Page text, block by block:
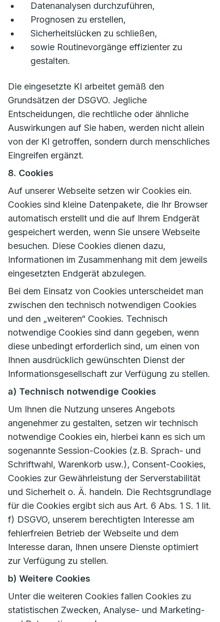
Datenanalysen durchzuführen,
Prognosen zu erstellen,
Sicherheitslücken zu schließen,
sowie Routinevorgänge effizienter zu
gestalten.
Die eingesetzte KI arbeitet gemäß den
Grundsätzen der DSGVO. Jegliche
Entscheidungen, die rechtliche oder ähnliche
Auswirkungen auf Sie haben, werden nicht allein
von der KI getroffen, sondern durch menschliches
Eingreifen ergänzt.
8. Cookies
Auf unserer Webseite setzen wir Cookies ein.
Cookies sind kleine Datenpakete, die Ihr Browser
automatisch erstellt und die auf Ihrem Endgerät
gespeichert werden, wenn Sie unsere Webseite
besuchen. Diese Cookies dienen dazu,
Informationen im Zusammenhang mit dem jeweils
eingesetzten Endgerät abzulegen.
Bei dem Einsatz von Cookies unterscheidet man
zwischen den technisch notwendigen Cookies
und den „weiteren“ Cookies. Technisch
notwendige Cookies sind dann gegeben, wenn
diese unbedingt erforderlich sind, um einen von
Ihnen ausdrücklich gewünschten Dienst der
Informationsgesellschaft zur Verfügung zu stellen.
a) Technisch notwendige Cookies
Um Ihnen die Nutzung unseres Angebots
angenehmer zu gestalten, setzen wir technisch
notwendige Cookies ein, hierbei kann es sich um
sogenannte Session-Cookies (z.B. Sprach- und
Schriftwahl, Warenkorb usw.), Consent-Cookies,
Cookies zur Gewährleistung der Serverstabilität
und Sicherheit o. Ä. handeln. Die Rechtsgrundlage
für die Cookies ergibt sich aus Art. 6 Abs. 1 S. 1 lit.
f) DSGVO, unserem berechtigten Interesse am
fehlerfreien Betrieb der Webseite und dem
Interesse daran, Ihnen unsere Dienste optimiert
zur Verfügung zu stellen.
b) Weitere Cookies
Unter die weiteren Cookies fallen Cookies zu
statistischen Zwecken, Analyse- und Marketing-